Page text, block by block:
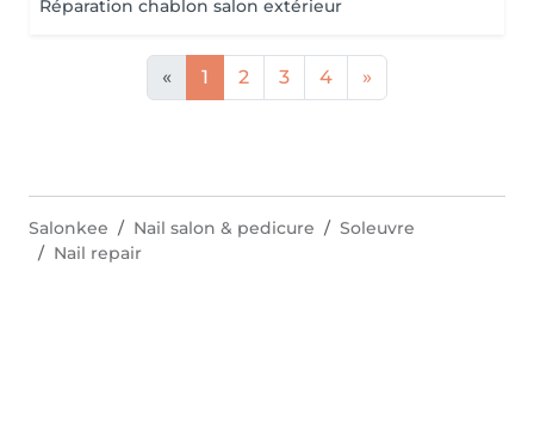
Réparation chablon salon extérieur
« 1 2 3 4 »
Salonkee Nail salon & pedicure
Soleuvre
Nail repair